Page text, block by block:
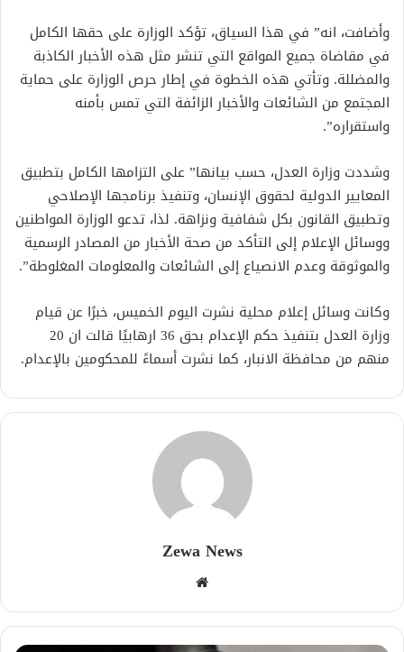
وأضافت، انه” في هذا السياق، تؤكد الوزارة على حقها الكامل
في مقاضاة جميع المواقع التي تنشر مثل هذه الأخبار الكاذبة
والمضللة. وتأتي هذه الخطوة في إطار حرص الوزارة على حماية
المجتمع من الشائعات والأخبار الزائفة التي تمس بأمنه
واستقراره”.
وشددت وزارة العدل، حسب بيانها” على التزامها الكامل بتطبيق
المعايير الدولية لحقوق الإنسان، وتنفيذ برنامجها الإصلاحي
وتطبيق القانون بكل شفافية ونزاهة. لذا، تدعو الوزارة المواطنين
ووسائل الإعلام إلى التأكد من صحة الأخبار من المصادر الرسمية
والموثوقة وعدم الانصياع إلى الشائعات والمعلومات المغلوطة”.
وكانت وسائل إعلام محلية نشرت اليوم الخميس، خبرًا عن قيام
وزارة العدل بتنفيذ حكم الإعدام بحق 36 ارهابيًا قالت ان 20
منهم من محافظة الانبار، كما نشرت أسماءً للمحكومين بالإعدام.
Zewa News